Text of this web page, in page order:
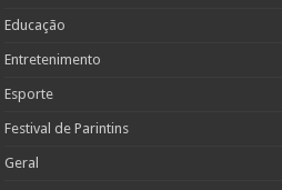
Educação
Entretenimento
Esporte
Festival de Parintins
Geral